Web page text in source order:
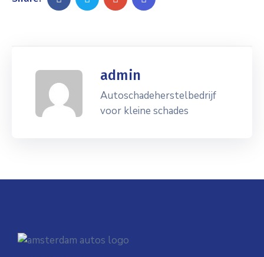
admin
Autoschadeherstelbedrijf
voor kleine schades